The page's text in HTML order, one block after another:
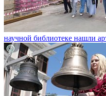
научной библиотеке нашли